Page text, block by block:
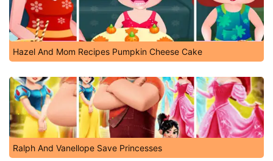
Hazel And Mom Recipes Pumpkin Cheese Cake
Ralph And Vanellope Save Princesses